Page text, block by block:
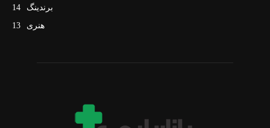
برندینگ
14
هنری
13